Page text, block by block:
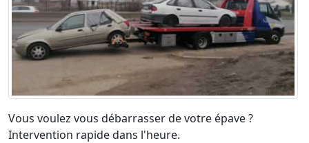
Vous voulez vous débarrasser de votre épave ?
Intervention rapide dans l'heure.